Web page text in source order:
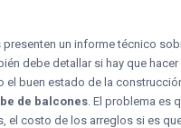
un informe técnico
debe detallar si hay que hacer
el buen estado de la
de balcones. El problema es
el costo de los arreglos si es